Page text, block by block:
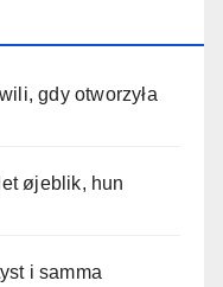
gdy otworzyła
øjeblik, hun
i samma